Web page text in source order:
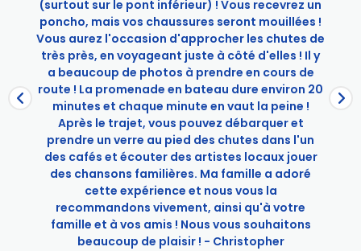
Saveurs du Canada : Tournée gastronomique à
Niagara-on-the-Lake
Toronto to Niagara Falls Day Trip with Boat Ride
(surtout sur le pont inférieur) ! Vous recevrez un
poncho, mais vos chaussures seront mouillées !
Vous aurez l'occasion d'approcher les chutes de
très près, en voyageant juste à côté d'elles ! Il y
a beaucoup de photos à prendre en cours de
route ! La promenade en bateau dure environ 20
minutes et chaque minute en vaut la peine !
Après le trajet, vous pouvez débarquer et
prendre un verre au pied des chutes dans l'un
des cafés et écouter des artistes locaux jouer
des chansons familières. Ma famille a adoré
cette expérience et nous vous la
recommandons vivement, ainsi qu'à votre
famille et à vos amis ! Nous vous souhaitons
beaucoup de plaisir ! - Christopher